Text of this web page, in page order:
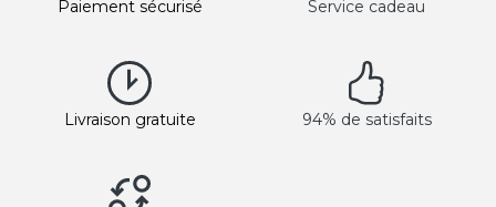
Paiement sécurisé Service cadeau
Livraison gratuite 94% de satisfaits